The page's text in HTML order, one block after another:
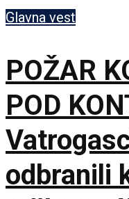
Glavna vest
POŽAR
POD
odbranili